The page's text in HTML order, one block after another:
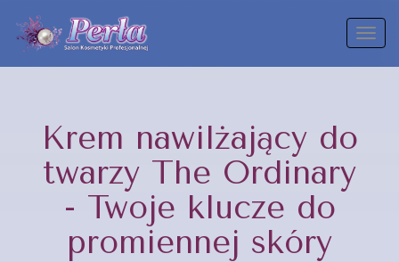
Krem nawilżający do
twarzy The Ordinary
- Twoje klucze do
promiennej skóry